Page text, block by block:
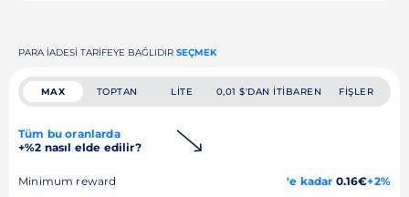
PARA IADESI TARIFEYE BAĞLIDIR SEÇMEK
MAX TOPTAN LITE 0,01 $'DAN ITIBAREN FIŞLER
Tüm bu oranlarda
+%2 nasıl elde edilir?
Minimum reward 'e kadar 0.16€+2%